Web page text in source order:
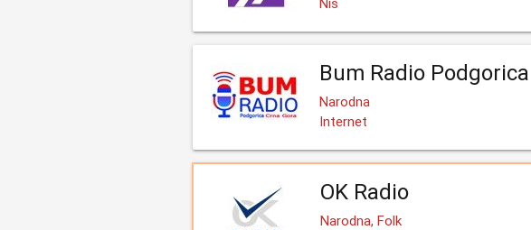
Bum Radio Podgorica
Narodna
Internet
OK Radio
Narodna, Folk